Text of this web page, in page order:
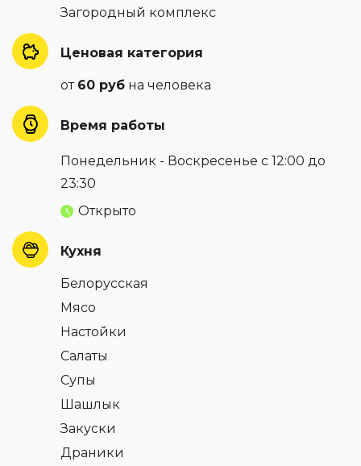
Загородный комплекс
Ценовая категория
от 60 руб на человека
Время работы
Понедельник - Воскресенье с 12:00 до
23:30
Открыто
Кухня
Белорусская
Мясо
Настойки
Салаты
Супы
Шашлык
Закуски
Драники